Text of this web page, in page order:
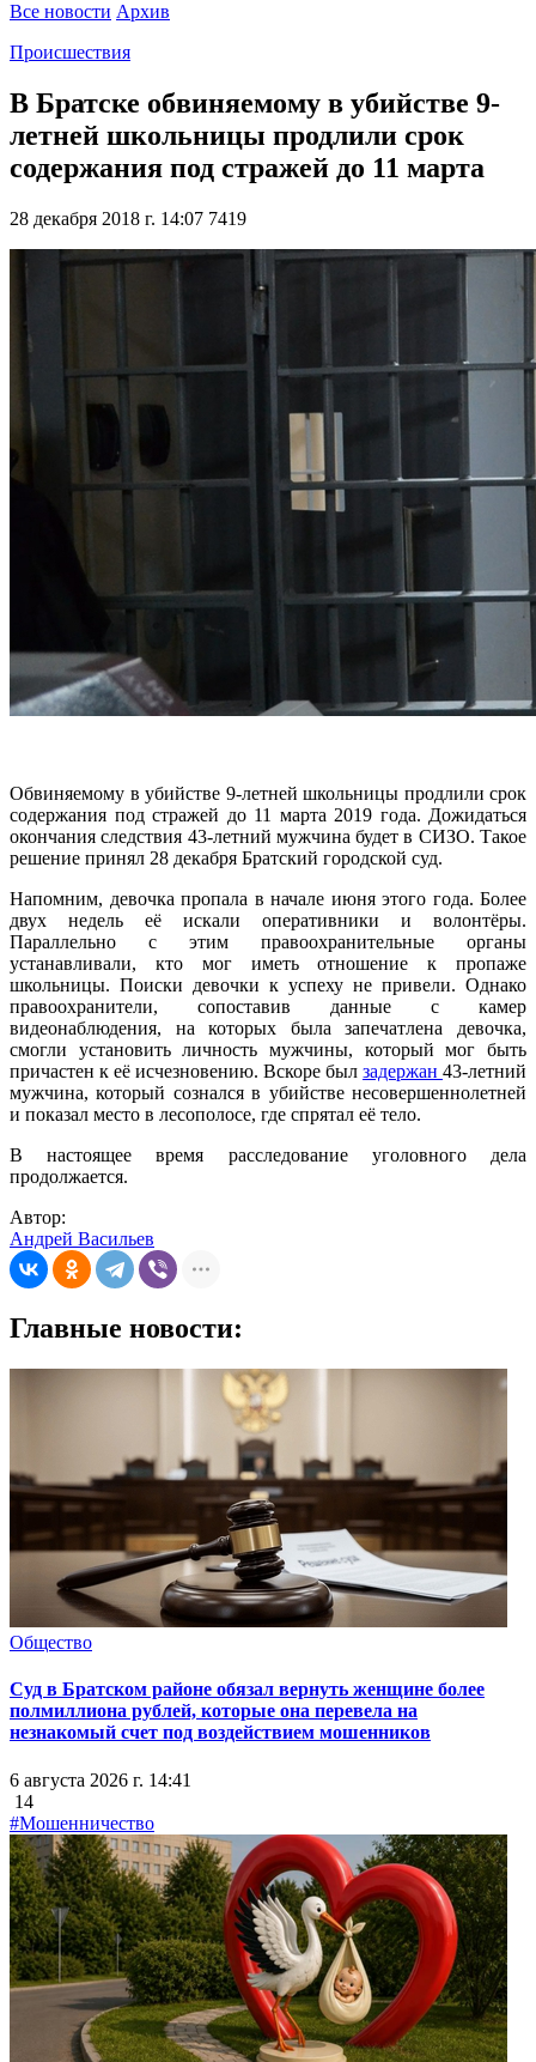
Все новости Архив
Происшествия
В Братске обвиняемому в убийстве 9-
летней школьницы продлили срок
содержания под стражей до 11 марта
28 декабря 2018 г. 14:07 7419
Обвиняемому в убийстве 9-летней школьницы продлили срок
содержания под стражей до 11 марта 2019 года. Дожидаться
окончания следствия 43-летний мужчина будет в СИЗО. Такое
решение принял 28 декабря Братский городской суд.
Напомним, девочка пропала в начале июня этого года. Более
двух недель её искали оперативники и волонтёры.
Параллельно с этим правоохранительные органы
устанавливали, кто мог иметь отношение к пропаже
школьницы. Поиски девочки к успеху не привели. Однако
правоохранители, сопоставив данные с камер
видеонаблюдения, на которых была запечатлена девочка,
смогли установить личность мужчины, который мог быть
причастен к её исчезновению. Вскоре был задержан 43-летний
мужчина, который сознался в убийстве несовершеннолетней
и показал место в лесополосе, где спрятал её тело.
В настоящее время расследование уголовного дела
продолжается.
Автор:
Андрей Васильев
Главные новости:
Общество
Суд в Братском районе обязал вернуть женщине более
полмиллиона рублей, которые она перевела на
незнакомый счет под воздействием мошенников
6 августа 2026 г. 14:41
14
#Мошенничество